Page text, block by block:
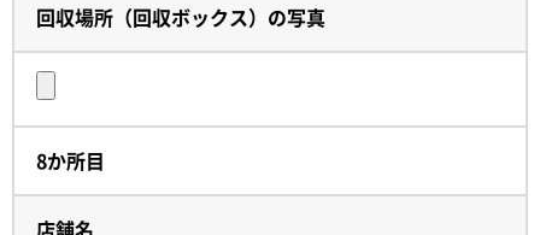
回収場所（回収ボックス）の写真
8か所目
店舗名